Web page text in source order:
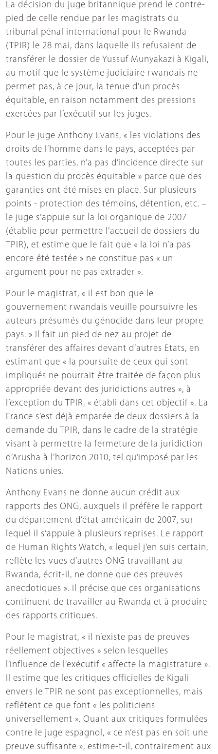
La décision du juge britannique prend le contre-
pied de celle rendue par les magistrats du
tribunal pénal international pour le Rwanda
(TPIR) le 28 mai, dans laquelle ils refusaient de
transférer le dossier de Yussuf Munyakazi à Kigali,
au motif que le système judiciaire rwandais ne
permet pas, à ce jour, la tenue d’un procès
équitable, en raison notamment des pressions
exercées par l’exécutif sur les juges.
Pour le juge Anthony Evans, « les violations des
droits de l’homme dans le pays, acceptées par
toutes les parties, n’a pas d’incidence directe sur
la question du procès équitable » parce que des
garanties ont été mises en place. Sur plusieurs
points - protection des témoins, détention, etc. –
le juge s’appuie sur la loi organique de 2007
(établie pour permettre l’accueil de dossiers du
TPIR), et estime que le fait que « la loi n’a pas
encore été testée » ne constitue pas « un
argument pour ne pas extrader ».
Pour le magistrat, « il est bon que le
gouvernement rwandais veuille poursuivre les
auteurs présumés du génocide dans leur propre
pays. » Il fait un pied de nez au projet de
transférer des affaires devant d’autres Etats, en
estimant que « la poursuite de ceux qui sont
impliqués ne pourrait être traitée de façon plus
appropriée devant des juridictions autres », à
l’exception du TPIR, « établi dans cet objectif ». La
France s’est déjà emparée de deux dossiers à la
demande du TPIR, dans le cadre de la stratégie
visant à permettre la fermeture de la juridiction
d’Arusha à l’horizon 2010, tel qu’imposé par les
Nations unies.
Anthony Evans ne donne aucun crédit aux
rapports des ONG, auxquels il préfère le rapport
du département d’état américain de 2007, sur
lequel il s’appuie à plusieurs reprises. Le rapport
de Human Rights Watch, « lequel j’en suis certain,
reflète les vues d’autres ONG travaillant au
Rwanda, écrit-il, ne donne que des preuves
anecdotiques ». Il précise que ces organisations
continuent de travailler au Rwanda et à produire
des rapports critiques.
Pour le magistrat, « il n’existe pas de preuves
réellement objectives » selon lesquelles
l’influence de l’exécutif « affecte la magistrature ».
Il estime que les critiques officielles de Kigali
envers le TPIR ne sont pas exceptionnelles, mais
reflètent ce que font « les politiciens
universellement ». Quant aux critiques formulées
contre le juge espagnol, « ce n’est pas en soit une
preuve suffisante », estime-t-il, contrairement aux